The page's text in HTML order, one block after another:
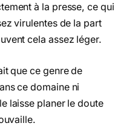
à la presse, ce qui
virulentes de la part
cela assez léger.
que ce genre de
ce domaine ni
laisse planer le doute